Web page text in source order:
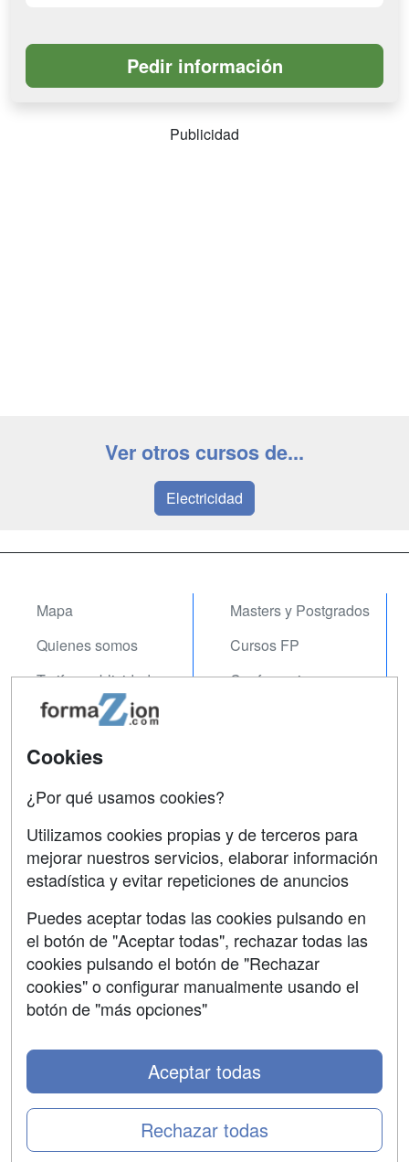
Publicidad
Ver otros cursos de...
Electricidad
Mapa
Quienes somos
Tarifas publicidad
Acceso Usuarios
Acceso Centros
Masters y Postgrados
Cursos FP
Conferencias
Contactar
Confidencialidad
Aviso legal
Copyleft
Cookies
¿Por qué usamos cookies?
Utilizamos cookies propias y de terceros para
mejorar nuestros servicios, elaborar información
estadística y evitar repeticiones de anuncios
Puedes aceptar todas las cookies pulsando en
el botón de "Aceptar todas", rechazar todas las
cookies pulsando el botón de "Rechazar
cookies" o configurar manualmente usando el
botón de "más opciones"
Rechazar todas
Aceptar todas